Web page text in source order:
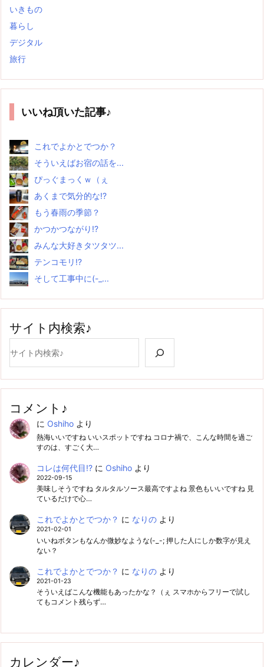
いきもの
暮らし
デジタル
旅行
いいね頂いた記事♪
これでよかとでつか？
そういえばお宿の話を...
ぴっぐまっくｗ（ぇ
あくまで気分的な!?
もう春雨の季節？
かつかつながり!?
みんな大好きタツタツ...
テンコモリ!?
そして工事中に(-_...
サイト内検索♪
コメント♪
に Oshihoより
熱海いいですね いいスポットですね コロナ禍で、こんな時間を過ご
すのは、すごく大…
コレは何代目!?に Oshihoより
2022-09-15
美味しそうですね タルタルソース最高ですよね 景色もいいですね 見
ているだけで心…
これでよかとでつか？ に なりのより
2021-02-01
いいねボタンもなんか微妙なような(-_-; 押した人にしか数字が見え
ない？
これでよかとでつか？ に なりのより
2021-01-23
そういえばこんな機能もあったかな？（ぇ スマホからフリーで試し
てもコメント残らず…
カレンダー♪